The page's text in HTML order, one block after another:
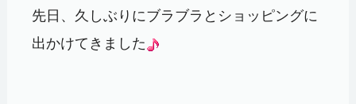
先日、久しぶりにブラブラとショッピングに
出かけてきました